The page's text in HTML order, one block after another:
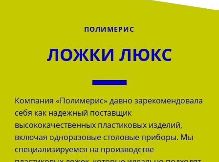
ПОЛИМЕРИС
ЛОЖКИ ЛЮКС
Компания «Полимерис» давно зарекомендовала
себя как надежный поставщик
высококачественных пластиковых изделий,
включая одноразовые столовые приборы. Мы
специализируемся на производстве